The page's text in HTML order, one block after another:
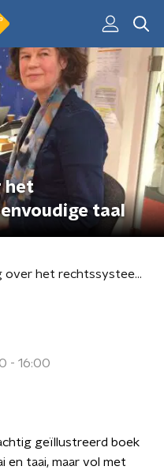
het
taal
Annet Huizing over het rechtssysteem in eenvoudige taal
- 16:00
geïllustreerd boek
en taai, maar vol met